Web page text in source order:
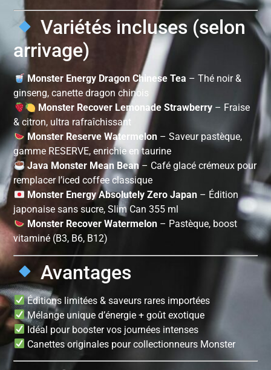
Variétés incluses (selon
arrivage)
Monster Energy Dragon Chinese Tea – Thé noir &
ginseng, canette dragon chinois
Monster Recover Lemonade Strawberry– Fraise
& citron, ultra rafraîchissant
Monster Reserve Watermelon– Saveur pastèque,
gamme RESERVE, enrichie en taurine
Java Monster Mean Bean– Café glacé crémeux pour
remplacer l’iced coffee classique
Monster Energy Absolutely Zero Japan– Édition
japonaise sans sucre, Slim Can 355 ml
Monster Recover Watermelon– Pastèque, boost
vitaminé (B3, B6, B12)
Avantages
Éditions limitées & saveurs rares importées
Mélange unique d’énergie + goût exotique
Idéal pour booster vos journées intenses
Canettes originales pour collectionneurs Monster